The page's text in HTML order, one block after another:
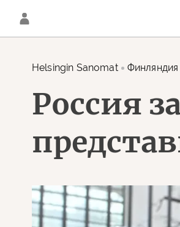
Helsingin Sanomat Финляндия
Россия